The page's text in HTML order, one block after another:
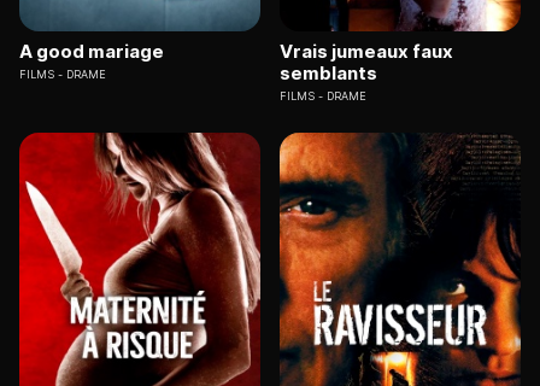
A good mariage
FILMS DRAME
Vrais jumeaux faux
semblants
FILMS DRAME